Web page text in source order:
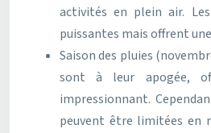
activités en plein air.
puissantes mais offrent
Saison des pluies
sont à leur apogée,
impressionnant.
peuvent être limitées en